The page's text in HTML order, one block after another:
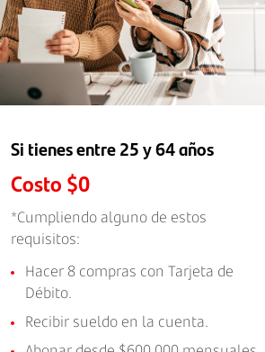
Si tienes entre 25 y 64 años
Costo $0
*Cumpliendo alguno de estos
requisitos:
Hacer 8 compras con Tarjeta de
Débito.
Recibir sueldo en la cuenta.